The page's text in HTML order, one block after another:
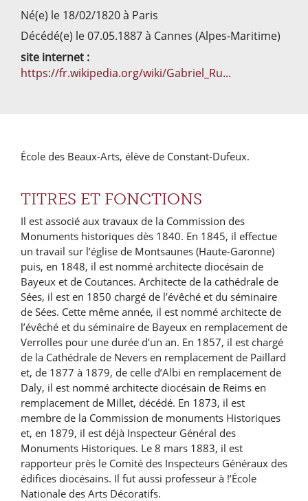
Né(e) le 18/02/1820 à Paris
Décédé(e) le 07.05.1887 à Cannes (Alpes-Maritime)
site internet :
https://fr.wikipedia.org/wiki/Gabriel_Ru...
École des Beaux-Arts, élève de Constant-Dufeux.
TITRES ET FONCTIONS
Il est associé aux travaux de la Commission des
Monuments historiques dès 1840. En 1845, il effectue
un travail sur l’église de Montsaunes (Haute-Garonne)
puis, en 1848, il est nommé architecte diocésain de
Bayeux et de Coutances. Architecte de la cathédrale de
Sées, il est en 1850 chargé de l’évêché et du séminaire
de Sées. Cette même année, il est nommé architecte de
l’évêché et du séminaire de Bayeux en remplacement de
Verrolles pour une durée d’un an. En 1857, il est chargé
de la Cathédrale de Nevers en remplacement de Paillard
et, de 1877 à 1879, de celle d’Albi en remplacement de
Daly, il est nommé architecte diocésain de Reims en
remplacement de Millet, décédé. En 1873, il est
membre de la Commission de monuments Historiques
et, en 1879, il est déjà Inspecteur Général des
Monuments Historiques. Le 8 mars 1883, il est
rapporteur près le Comité des Inspecteurs Généraux des
édifices diocésains. Il fut aussi professeur à !’École
Nationale des Arts Décoratifs.